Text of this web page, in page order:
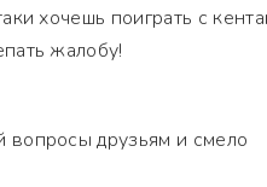
хочешь поиграть с
жалобу!
вопросы друзьям и смело